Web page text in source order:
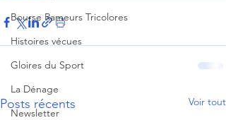
Bourse Rameurs Tricolores
Histoires vécues
Gloires du Sport
La Dénage
Newsletter
Posts récents Voir tout